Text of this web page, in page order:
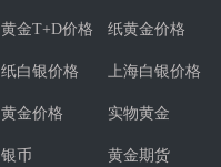
黄金T+D价格 纸黄金价格
纸白银价格 上海白银价格
黄金价格 实物黄金
银币 黄金期货